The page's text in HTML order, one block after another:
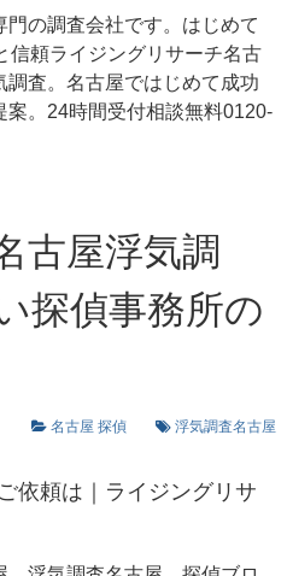
古屋浮気調
探偵事務所の
名古屋 探偵 浮気調査名古屋
依頼は｜ライジングリサ